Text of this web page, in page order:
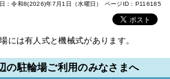
：令和8(2026)年7月1日（水曜日） ページID：P116185
には有人式と機械式があります。
の駐輪場ご利用のみなさまへ